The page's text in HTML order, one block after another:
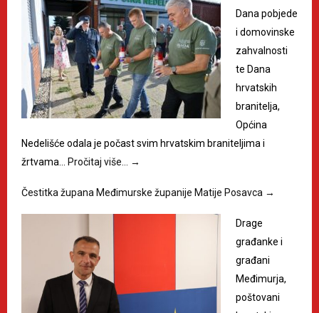
Dana pobjede
i domovinske
zahvalnosti
te Dana
hrvatskih
branitelja,
Općina
Nedelišće odala je počast svim hrvatskim braniteljima i
žrtvama…
Pročitaj više… →
Čestitka župana Međimurske županije Matije Posavca →
Drage
građanke i
građani
Međimurja,
poštovani